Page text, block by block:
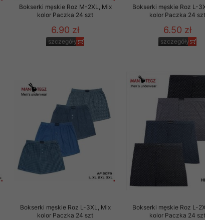
Bokserki męskie Roz M-2XL, Mix
kolor Paczka 24 szt
6.90 zł
szczegóły
Bokserki męskie Roz L-
kolor Paczka 24
6.50 zł
szczegóły
Bokserki męskie Roz L-3XL, Mix
kolor Paczka 24 szt
Bokserki męskie Roz L-
kolor Paczka 24